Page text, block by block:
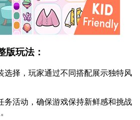
版玩法：
选择，玩家通过不同搭配展示独特风
务活动，确保游戏保持新鲜感和挑战